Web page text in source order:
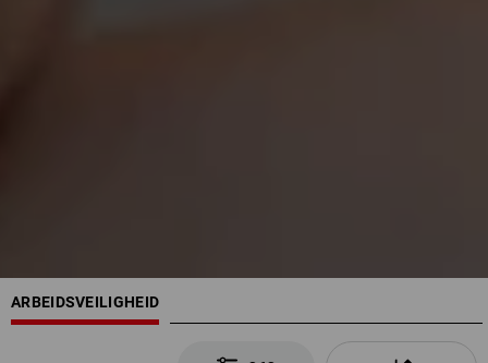
ARBEIDSVEILIGHEID